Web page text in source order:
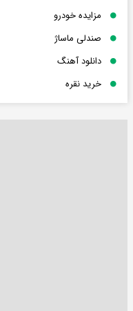
مزایده خودرو
صندلی ماساژ
دانلود آهنگ
خرید نقره